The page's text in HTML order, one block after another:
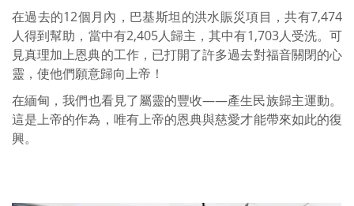
在過去的12個月內，巴基斯坦的洪水賑災項目，共有7,474
人得到幫助，當中有2,405人歸主，其中有1,703人受洗。可
見真理加上恩典的工作，已打開了許多過去對福音關閉的心
靈，使他們願意歸向上帝！
在緬甸，我們也看見了屬靈的豐收——產生民族歸主運動。
這是上帝的作為，唯有上帝的恩典與慈愛才能帶來如此的復
興。